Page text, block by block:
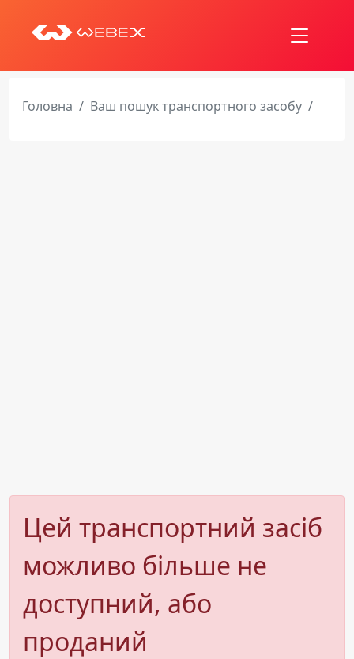
Головна Ваш пошук транспортного засобу
Цей транспортний засіб
можливо більше не
доступний, або
проданий